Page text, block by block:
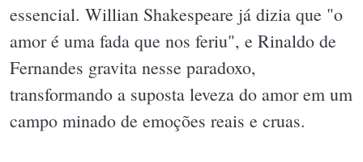
essencial. Willian Shakespeare já dizia que "o
amor é uma fada que nos feriu", e Rinaldo de
Fernandes gravita nesse paradoxo,
transformando a suposta leveza do amor em um
campo minado de emoções reais e cruas.